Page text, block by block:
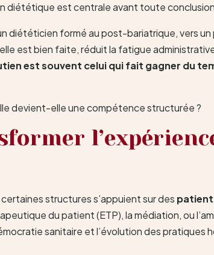
diététique est centrale avant toute
diététicien formé au post-bariatrique, vers un
est bien faite, réduit la fatigue
est souvent celui qui fait gagner du
devient-elle une compétence structurée ?
structures s’appuient sur des
du patient (ETP), la médiation, ou
sanitaire et l’évolution des pratiques